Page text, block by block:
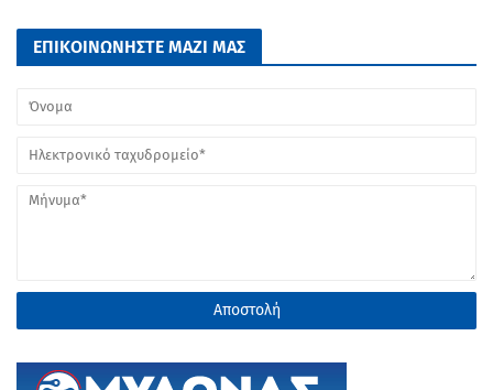
ΕΠΙΚΟΙΝΩΝΗΣΤΕ ΜΑΖΙ ΜΑΣ